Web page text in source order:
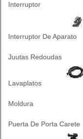
Interruptor
Interruptor De Aparato
Juutas Redoudas
Lavaplatos
Moldura
Puerta De Porta Carete